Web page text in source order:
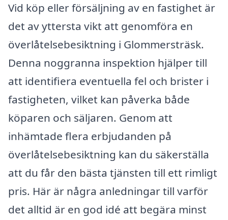
Vid köp eller försäljning av en fastighet är
det av yttersta vikt att genomföra en
överlåtelsebesiktning i Glommersträsk.
Denna noggranna inspektion hjälper till
att identifiera eventuella fel och brister i
fastigheten, vilket kan påverka både
köparen och säljaren. Genom att
inhämtade flera erbjudanden på
överlåtelsebesiktning kan du säkerställa
att du får den bästa tjänsten till ett rimligt
pris. Här är några anledningar till varför
det alltid är en god idé att begära minst